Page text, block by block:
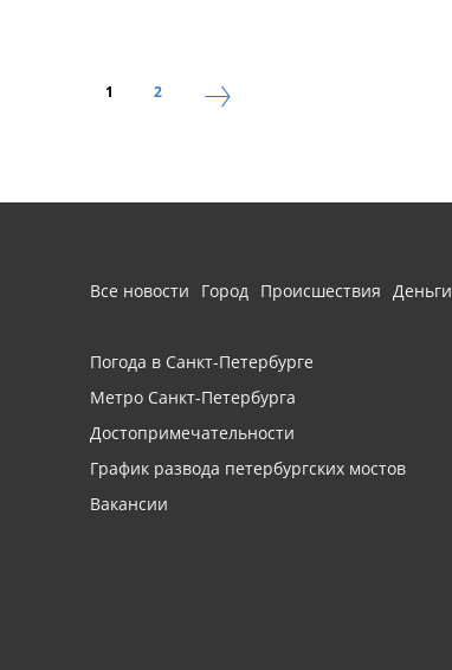
1 2
Все новости Город Происшествия Деньги
Погода в Санкт-Петербурге
Метро Санкт-Петербурга
Достопримечательности
График развода петербургских мостов
Вакансии